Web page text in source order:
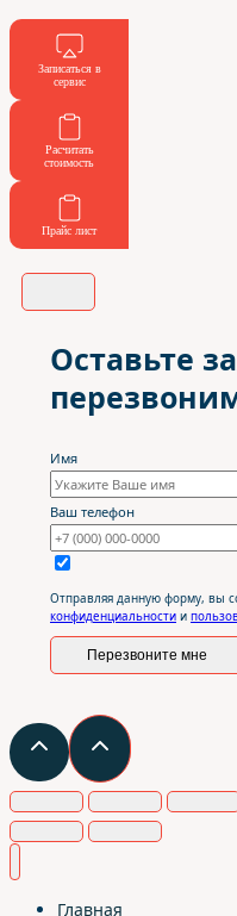
Записаться в
сервис
Расчитать
стоимость
Прайс лист
Оставьте
Имя
Ваш телефон
Отправляя данную форму, вы
конфиденциальности и
Перезвоните мне
Главная